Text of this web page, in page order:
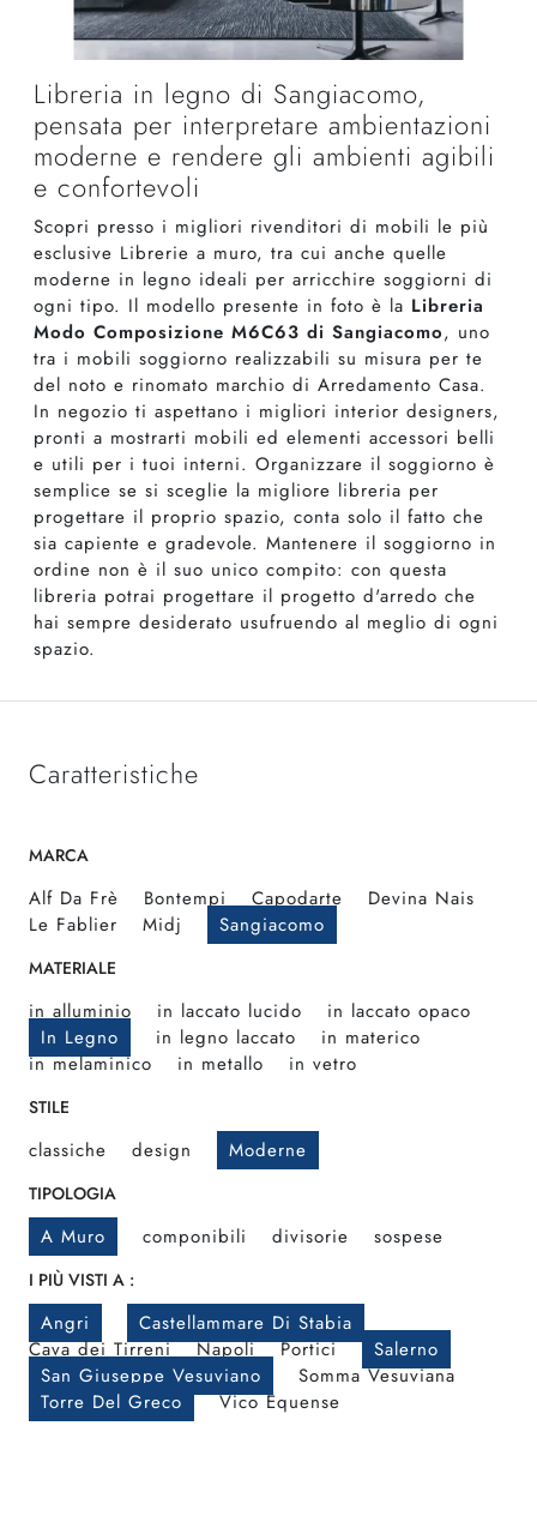
Libreria in legno di Sangiacomo,
pensata per interpretare ambientazioni
moderne e rendere gli ambienti agibili
e confortevoli
Scopri presso i migliori rivenditori di mobili le più
esclusive Librerie a muro, tra cui anche quelle
moderne in legno ideali per arricchire soggiorni di
ogni tipo. Il modello presente in foto è la Libreria
Modo Composizione M6C63 di Sangiacomo, uno
tra i mobili soggiorno realizzabili su misura per te
del noto e rinomato marchio di Arredamento Casa.
In negozio ti aspettano i migliori interior designers,
pronti a mostrarti mobili ed elementi accessori belli
e utili per i tuoi interni. Organizzare il soggiorno è
semplice se si sceglie la migliore libreria per
progettare il proprio spazio, conta solo il fatto che
sia capiente e gradevole. Mantenere il soggiorno in
ordine non è il suo unico compito: con questa
libreria potrai progettare il progetto d'arredo che
hai sempre desiderato usufruendo al meglio di ogni
spazio.
Caratteristiche
MARCA
Alf Da Frè Bontempi Capodarte
Devina Nais
Le Fablier
Midj Sangiacomo
MATERIALE
in alluminio in laccato lucido
in laccato opaco
In Legno
in legno laccato
in materico
in melaminico
in metallo in vetro
STILE
classiche design Moderne
TIPOLOGIA
A Muro componibili divisorie sospese
I PIÙ VISTI A :
Angri
Castellammare Di Stabia
Cava dei Tirreni
Napoli Portici
Salerno
San Giuseppe Vesuviano
Somma Vesuviana
Torre Del Greco
Vico Equense